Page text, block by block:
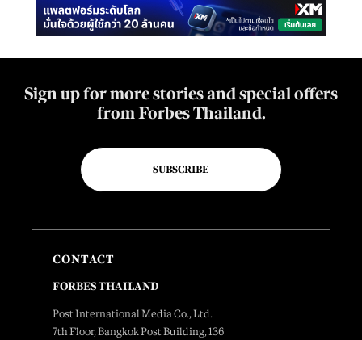
Sign up for more stories and special offers
from Forbes Thailand.
SUBSCRIBE
CONTACT
FORBES THAILAND
Post International Media Co., Ltd.
7th Floor, Bangkok Post Building, 136